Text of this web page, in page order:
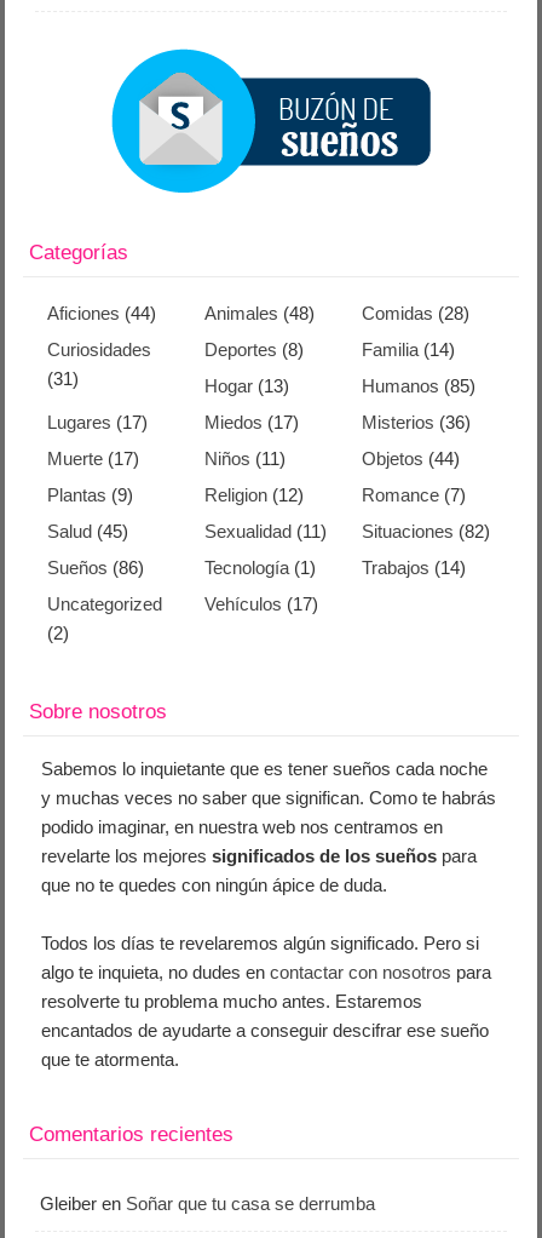
Categorías
Aficiones (44) Animales (48) Comidas (28)
Curiosidades
(31)
Deportes (8) Familia(14)
Hogar (13) Humanos (85)
Lugares (17) Miedos (17) Misterios (36)
Muerte (17) Niños (11) Objetos (44)
Plantas (9) Religion (12) Romance(7)
Salud (45) Sexualidad (11) Situaciones (82)
Sueños (86) Tecnología (1) Trabajos (14)
Uncategorized
(2)
Vehículos (17)
Sobre nosotros
Sabemos lo inquietante que es tener sueños cada noche
y muchas veces no saber que significan. Como te habrás
podido imaginar, en nuestra web nos centramos en
revelarte los mejoressignificados de los sueños para
que no te quedes con ningún ápice de duda.
Todos los días te revelaremos algún significado. Pero si
algo te inquieta, no dudes encontactar con nosotros para
resolverte tu problema mucho antes. Estaremos
encantados de ayudarte a conseguir descifrar ese sueño
que te atormenta.
Comentarios recientes
Gleiber en Soñar que tu casa se derrumba